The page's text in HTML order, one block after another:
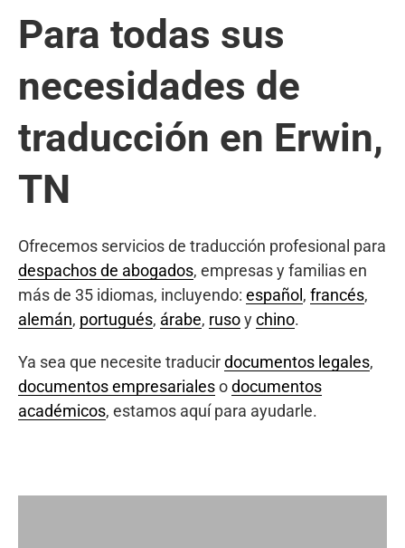
Para todas sus
necesidades de
traducción en Erwin,
TN
Ofrecemos servicios de traducción profesional para
despachos de abogados, empresas y familias en
más de 35 idiomas, incluyendo: español , francés,
alemán, portugués, árabe, rusoychino.
Ya sea que necesite traducirdocumentos legales,
documentos empresarialesodocumentos
académicos, estamos aquí para ayudarle.